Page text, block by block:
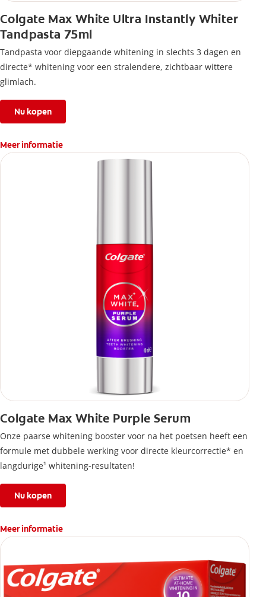
Colgate Max White Ultra Instantly Whiter
Tandpasta 75ml
Tandpasta voor diepgaande whitening in slechts 3 dagen en
directe* whitening voor een stralendere, zichtbaar wittere
glimlach.
Nu kopen
Meer informatie
Colgate Max White Purple Serum
Onze paarse whitening booster voor na het poetsen heeft een
formule met dubbele werking voor directe kleurcorrectie* en
langdurige¹ whitening-resultaten!
Nu kopen
Meer informatie